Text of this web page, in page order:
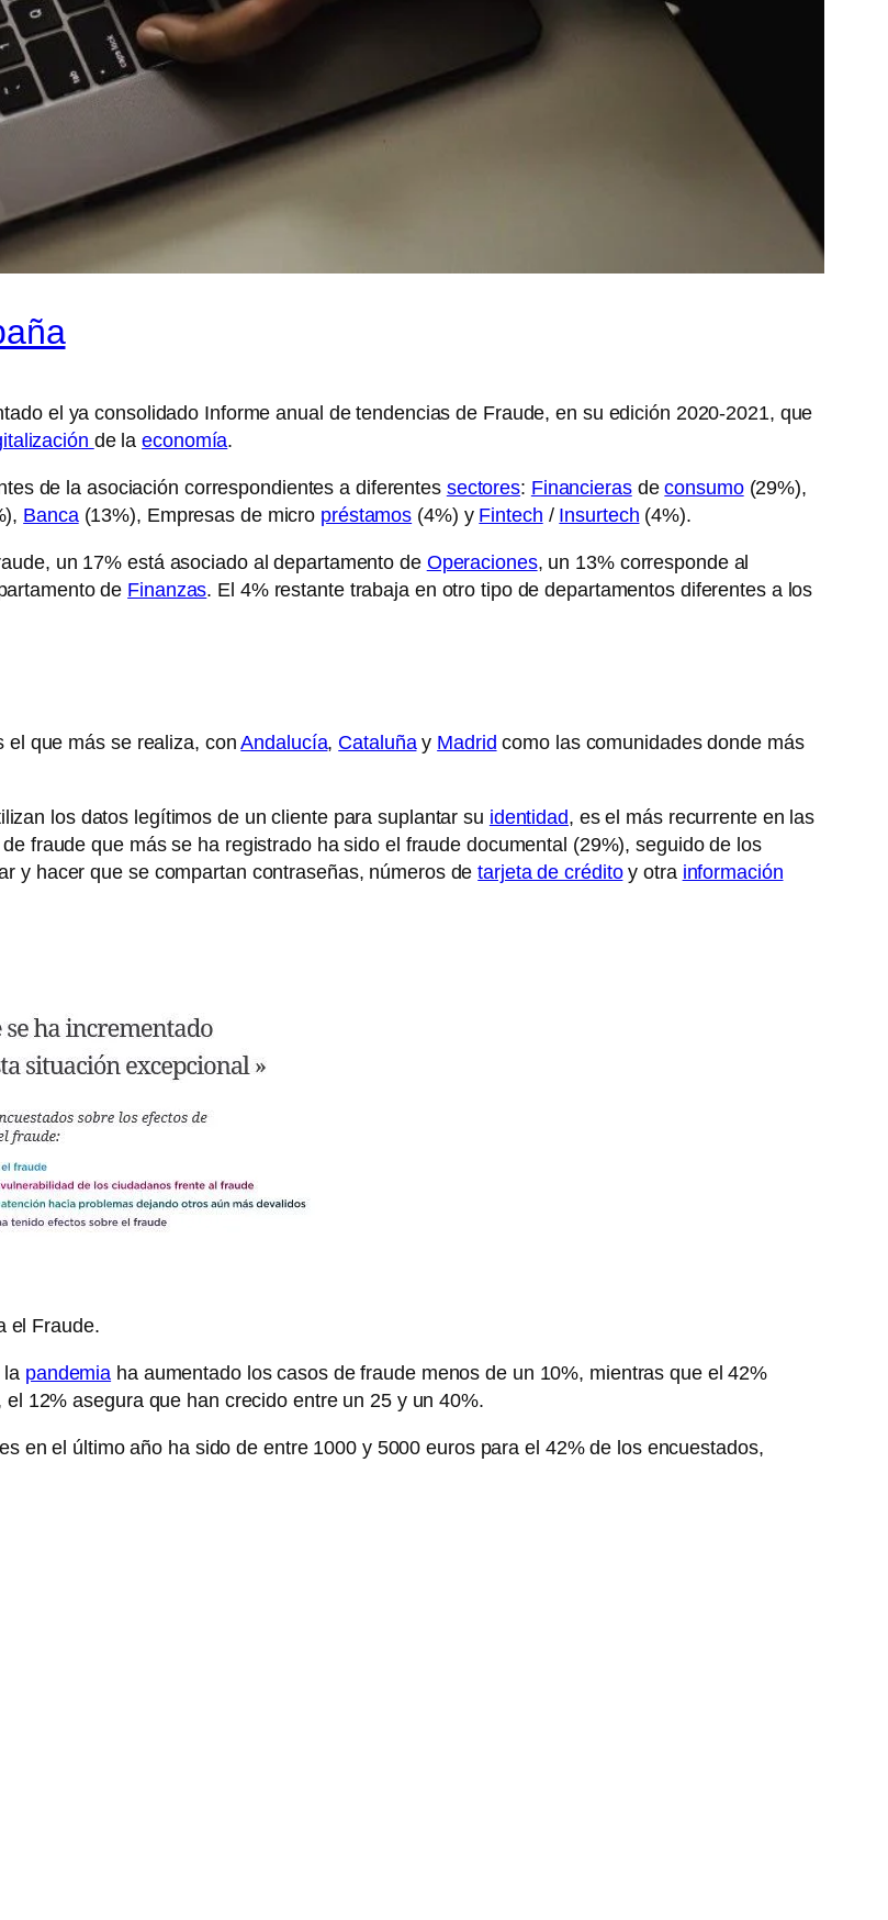
el ya consolidado Informe anual de tendencias de Fraude, en su edición 2020-2021, que
de laeconomía.
de la asociación correspondientes a diferentes sectores: Financierasdeconsumo(29%),
Banca(13%), Empresas de micro préstamos (4%) y Fintech / Insurtech (4%).
un 17% está asociado al departamento de Operaciones, un 13% corresponde al
de Finanzas. El 4% restante trabaja en otro tipo de departamentos diferentes a los
el que más se realiza, conAndalucía, Cataluñay Madrid como las comunidades donde más
los datos legítimos de un cliente para suplantar su identidad, es el más recurrente en las
fraude que más se ha registrado ha sido el fraude documental (29%), seguido de los
y hacer que se compartan contraseñas, números detarjeta de créditoy otra información
el Fraude.
la pandemia ha aumentado los casos de fraude menos de un 10%, mientras que el 42%
12% asegura que han crecido entre un 25 y un 40%.
en el último año ha sido de entre 1000 y 5000 euros para el 42% de los encuestados,